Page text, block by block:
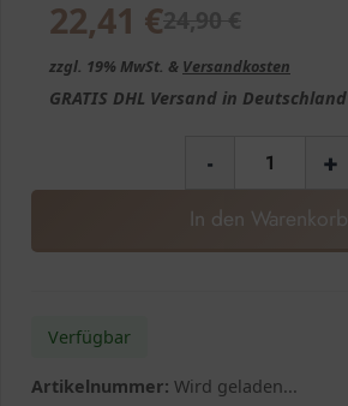
22,41 €
zzgl. 19% MwSt. & Versandkosten
GRATIS DHL Versand in Deutschland
- +
In den Warenkorb
Verfügbar
Artikelnummer: Wird geladen...